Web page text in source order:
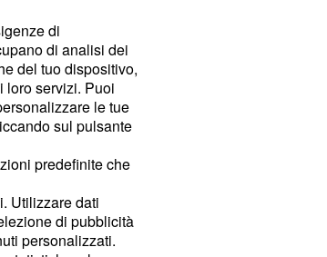
di
di analisi dei
del tuo dispositivo,
loro servizi. Puoi
le tue
sul pulsante
predefinite che
Utilizzare dati
di pubblicità
personalizzati.